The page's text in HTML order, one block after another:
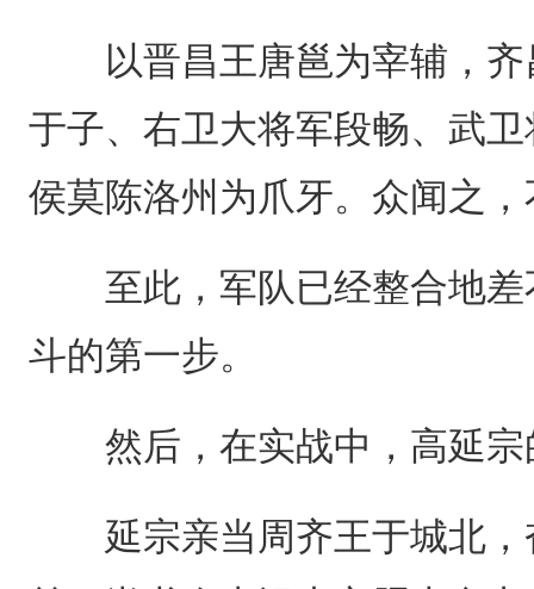
以晋昌王唐邕为宰辅，齐
于子、右卫大将军段畅、武
侯莫陈洛州为爪牙。众闻之
至此，军队已经整合地差
斗的第一步。
然后，在实战中，高延宗
延宗亲当周齐王于城北，